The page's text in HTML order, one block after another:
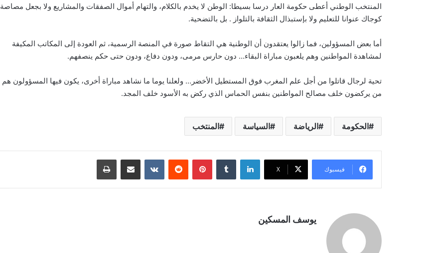
المنتخب الوطني أعطى حكومة العار درسا بسيطا: الوطن لا يخدم بالكلام، والتهام أموال الصفقات والمشاريع ولا بجعل مصاصة
كوجاك عنوانا للتعليم ولا بإستبذال الثقافة بالتلواز . بل بالتضحية.
أما بعض المسؤولين، فما زالوا يعتقدون أن الوطنية هي التقاط صورة في المنصة الرسمية، ثم العودة إلى المكاتب المكيفة
لمشاهدة المواطنين وهم يلعبون مباراة البقاء… دون حارس مرمى، ودون دفاع، ودون حتى حكم ينصفهم.
تحية لرجال قاتلوا من أجل علم المغرب فوق المستطيل الأخضر… ولعلنا يوما ما نشاهد مباراة أخرى، يكون فيها المسؤولون هم
من يركضون خلف مصالح المواطنين بنفس الحماس الذي ركض به الأسود خلف المجد.
الحكومة الرياضة السياسة المنتخب
فيسبوك ‫X
لينكدإن بينتيريست مشاركة عبر البريد طباعة
يوسف المسكين